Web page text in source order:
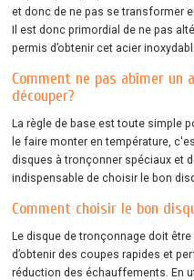
et donc de ne pas se transformer
Il est donc primordial de ne pas
permis d’obtenir cet acier
Comment ne pas abîmer un
découper?
La règle de base est toute simple
le faire monter en température,
disques à tronçonner spéciaux et
indispensable de choisir le bon
Comment choisir le bon
Le disque de tronçonnage doit
d’obtenir des coupes rapides et
réduction des échauffements. En